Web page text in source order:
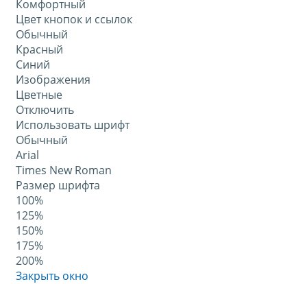
Комфортный
Цвет кнопок и ссылок
Обычный
Красный
Синий
Изображения
Цветные
Отключить
Использовать шрифт
Обычный
Arial
Times New Roman
Размер шрифта
100%
125%
150%
175%
200%
Закрыть окно